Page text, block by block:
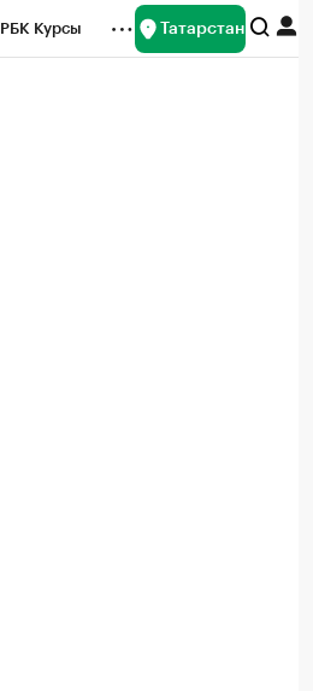
РБК Курсы Татарстан